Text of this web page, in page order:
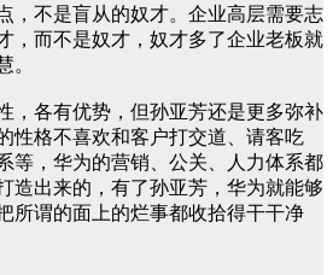
，不是盲从的奴才。企业高层需要志
，而不是奴才，奴才多了企业老板就
。
，各有优势，但孙亚芳还是更多弥补
性格不喜欢和客户打交道、请客吃
等，华为的营销、公关、人力体系都
造出来的，有了孙亚芳，华为就能够
所谓的面上的烂事都收拾得干干净